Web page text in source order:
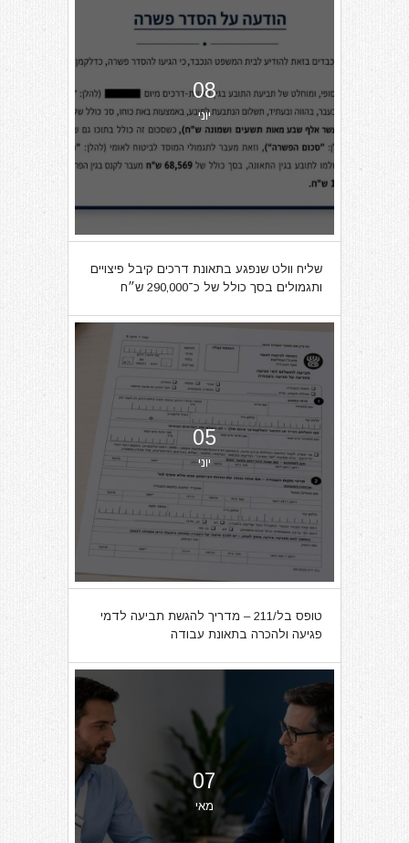
08
יוני
שליח וולט שנפגע בתאונת דרכים קיבל פיצויים
ותגמולים בסך כולל של כ־290,000 ש״ח
05
יוני
טופס בל/211 – מדריך להגשת תביעה לדמי
פגיעה ולהכרה בתאונת עבודה
07
מאי